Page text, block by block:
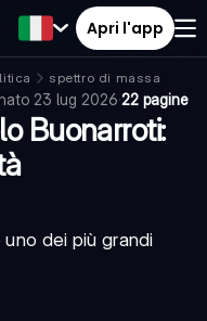
Apri l'app
spettro di massa
23 lug 2026·22 pagine
Buonarroti:
dei più grandi